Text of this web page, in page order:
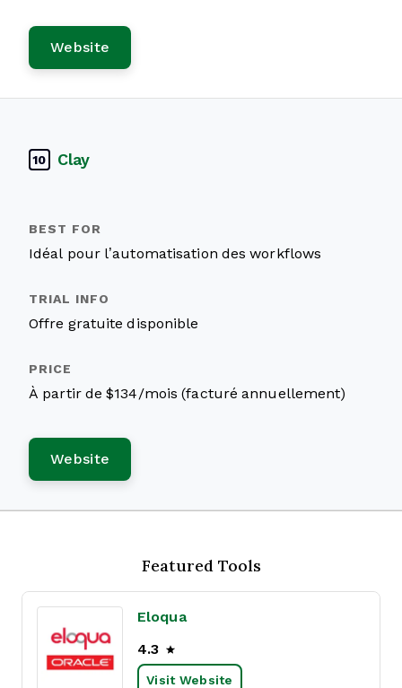
Website
10 Clay
Idéal pour l’automatisation des workflows
Offre gratuite disponible
À partir de $134/mois (facturé annuellement)
Website
Featured Tools
Eloqua
4.3
Visit Website